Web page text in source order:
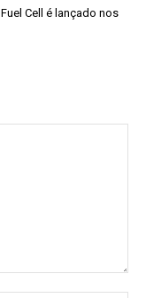
Fuel Cell é lançado nos